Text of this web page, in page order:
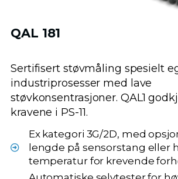
QAL 181
Sertifisert støvmåling spesielt
industriprosesser med lave
støvkonsentrasjoner. QAL1
kravene i PS-11.
Ex kategori 3G/2D, med
lengde på sensorstang eller
temperatur for krevende